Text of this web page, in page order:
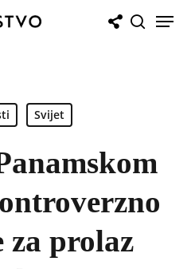
Menu
Svijet
za prolaz